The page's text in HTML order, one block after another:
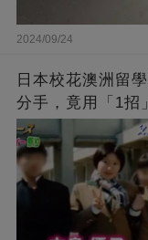
2024/09/24
日本校花澳洲留
分手，竟用「1招